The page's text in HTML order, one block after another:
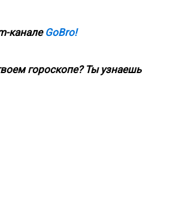
-канале GoBro!
гороскопе? Ты узнаешь